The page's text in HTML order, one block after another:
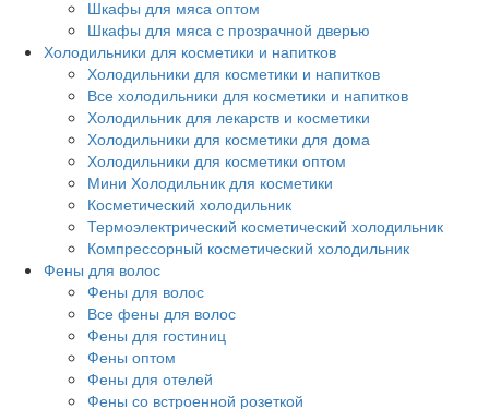
Шкафы для мяса оптом
Шкафы для мяса с прозрачной дверью
Холодильники для косметики и напитков
Холодильники для косметики и напитков
Все холодильники для косметики и напитков
Холодильник для лекарств и косметики
Холодильники для косметики для дома
Холодильники для косметики оптом
Мини Холодильник для косметики
Косметический холодильник
Термоэлектрический косметический холодильник
Компрессорный косметический холодильник
Фены для волос
Фены для волос
Все фены для волос
Фены для гостиниц
Фены оптом
Фены для отелей
Фены со встроенной розеткой